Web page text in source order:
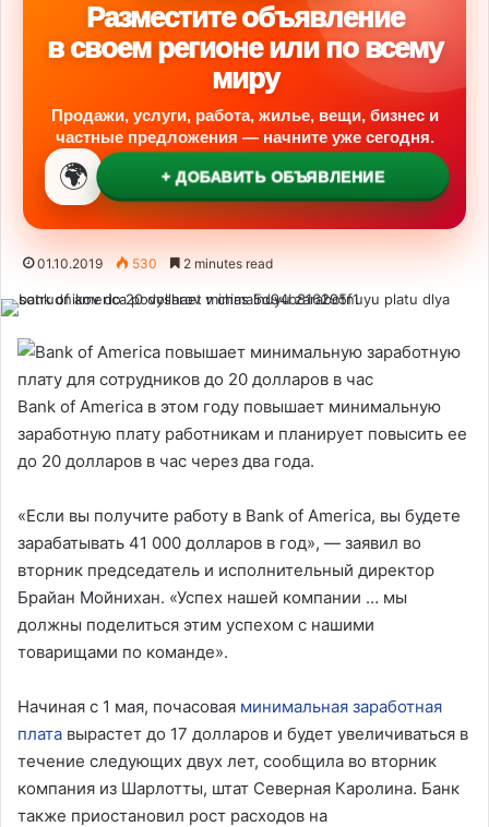
Разместите объявление
в своем регионе или по всему
миру
Продажи, услуги, работа, жилье, вещи, бизнес и
частные предложения — начните уже сегодня.
🌍 + ДОБАВИТЬ ОБЪЯВЛЕНИЕ
01.10.2019 530 2 minutes read
Bank of America в этом году повышает минимальную
заработную плату работникам и планирует повысить ее
до 20 долларов в час через два года.
«Если вы получите работу в Bank of America, вы будете
зарабатывать 41 000 долларов в год», — заявил во
вторник председатель и исполнительный директор
Брайан Мойнихан. «Успех нашей компании … мы
должны поделиться этим успехом с нашими
товарищами по команде».
Начиная с 1 мая, почасовая минимальная заработная
плата вырастет до 17 долларов и будет увеличиваться в
течение следующих двух лет, сообщила во вторник
компания из Шарлотты, штат Северная Каролина. Банк
также приостановил рост расходов на